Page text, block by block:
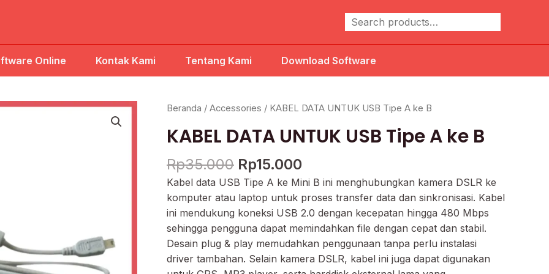
Online Kontak Kami Tentang Kami Download Software
Beranda / Accessories / KABEL DATA UNTUK USB Tipe A ke B
KABEL DATA UNTUK USB Tipe A ke B
Rp35.000
Harga
adalah:
Rp15.000
Harga
ini
Kabel data USB Tipe A ke Mini B ini menghubungkan kamera DSLR ke
komputer atau laptop untuk proses transfer data dan sinkronisasi. Kabel
ini mendukung koneksi USB 2.0 dengan kecepatan hingga 480 Mbps
sehingga pengguna dapat memindahkan file dengan cepat dan stabil.
Desain plug & play memudahkan penggunaan tanpa perlu instalasi
driver tambahan. Selain kamera DSLR, kabel ini juga dapat digunakan